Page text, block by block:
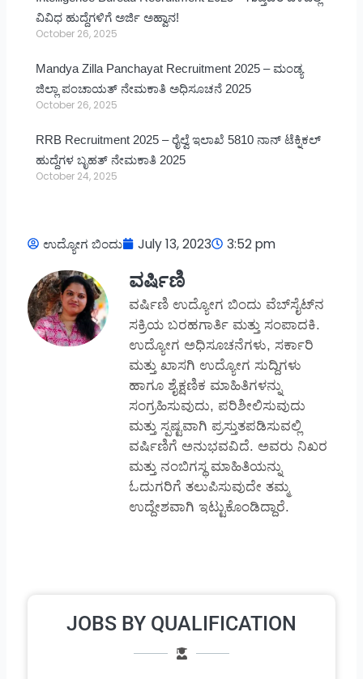
ವಿವಿಧ ಹುದ್ದೆಗಳಿಗೆ ಅರ್ಜಿ ಅಹ್ವಾನ!
October 26, 2025
Mandya Zilla Panchayat Recruitment 2025 – ಮಂಡ್ಯ
ಜಿಲ್ಲಾ ಪಂಚಾಯತ್ ನೇಮಕಾತಿ ಅಧಿಸೂಚನೆ 2025
October 26, 2025
RRB Recruitment 2025 – ರೈಲ್ವೆ ಇಲಾಖೆ 5810 ನಾನ್ ಟೆಕ್ನಿಕಲ್
ಹುದ್ದೆಗಳ ಬೃಹತ್ ನೇಮಕಾತಿ 2025
October 24, 2025
ಉದ್ಯೋಗ ಬಿಂದು July 13, 2023 3:52 pm
ವರ್ಷಿಣಿ
ವರ್ಷಿಣಿ ಉದ್ಯೋಗ ಬಿಂದು ವೆಬ್‌ಸೈಟ್‌ನ
ಸಕ್ರಿಯ ಬರಹಗಾರ್ತಿ ಮತ್ತು ಸಂಪಾದಕಿ.
ಉದ್ಯೋಗ ಅಧಿಸೂಚನೆಗಳು, ಸರ್ಕಾರಿ
ಮತ್ತು ಖಾಸಗಿ ಉದ್ಯೋಗ ಸುದ್ದಿಗಳು
ಹಾಗೂ ಶೈಕ್ಷಣಿಕ ಮಾಹಿತಿಗಳನ್ನು
ಸಂಗ್ರಹಿಸುವುದು, ಪರಿಶೀಲಿಸುವುದು
ಮತ್ತು ಸ್ಪಷ್ಟವಾಗಿ ಪ್ರಸ್ತುತಪಡಿಸುವಲ್ಲಿ
ವರ್ಷಿಣಿಗೆ ಅನುಭವವಿದೆ. ಅವರು ನಿಖರ
ಮತ್ತು ನಂಬಿಗಸ್ಥ ಮಾಹಿತಿಯನ್ನು
ಓದುಗರಿಗೆ ತಲುಪಿಸುವುದೇ ತಮ್ಮ
ಉದ್ದೇಶವಾಗಿ ಇಟ್ಟುಕೊಂಡಿದ್ದಾರೆ.
JOBS BY QUALIFICATION